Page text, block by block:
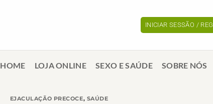
INICIAR SESSÃO /
HOME LOJA ONLINE SEXO E SAÚDE SOBRE NÓS
EJACULAÇÃO PRECOCE, SAÚDE